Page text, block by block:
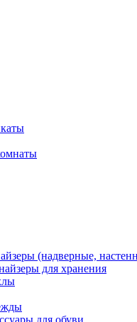
(надверные,
для хранения
для обуви